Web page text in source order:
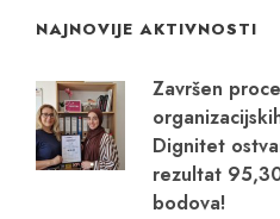
NAJNOVIJE AKTIVNOSTI
Završen
Dignitet
rezultat
bodova!